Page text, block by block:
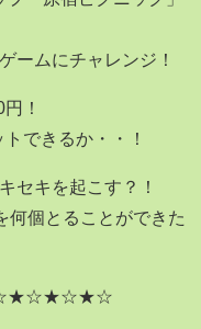
ームにチャレンジ！
！
できるか・・！
セキを起こす？！
何個とることができた